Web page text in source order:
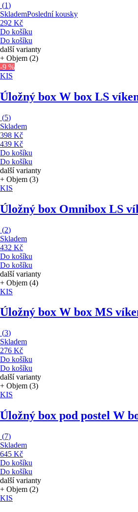
(1)
SklademPoslední kousky
292 Kč
Do košíku
Do košíku
další varianty
+ Objem (2)
-9 %
KIS
Úložný box W box LS
(5)
Skladem
398 Kč
439 Kč
Do košíku
Do košíku
další varianty
+ Objem (3)
KIS
Úložný box Omnibox LS
(2)
Skladem
432 Kč
Do košíku
Do košíku
další varianty
+ Objem (4)
KIS
Úložný box W box MS
(3)
Skladem
276 Kč
Do košíku
Do košíku
další varianty
+ Objem (3)
KIS
Úložný box pod postel W
(7)
Skladem
645 Kč
Do košíku
Do košíku
další varianty
+ Objem (2)
KIS